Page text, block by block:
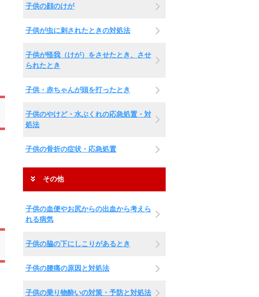
子供の顔のけが
子供が虫に刺されたときの対処法
子供が怪我（けが）をさせたとき、させ
られたとき
子供・赤ちゃんが頭を打ったとき
子供のやけど・水ぶくれの応急処置・対
処法
子供の骨折の症状・応急処置
その他
子供の血便やお尻からの出血から考えら
れる病気
子供の脇の下にしこりがあるとき
子供の腰痛の原因と対処法
子供の乗り物酔いの対策・予防と対処法